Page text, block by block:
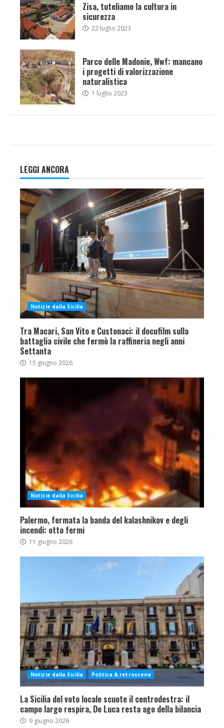
Zisa, tuteliamo la cultura in
sicurezza
22 luglio 2023
Parco delle Madonie, Wwf: mancano
i progetti di valorizzazione
naturalistica
1 luglio 2023
LEGGI ANCORA
Notizie dalla Sicilia
Tra Macari, San Vito e Custonaci: il docufilm sulla
battaglia civile che fermò la raffineria negli anni
Settanta
15 giugno 2026
Notizie dalla Sicilia
Palermo, fermata la banda del kalashnikov e degli
incendi: otto fermi
11 giugno 2026
Notizie dalla Sicilia Politica & retroscena
La Sicilia del voto locale scuote il centrodestra: il
campo largo respira, De Luca resta ago della bilancia
9 giugno 2026